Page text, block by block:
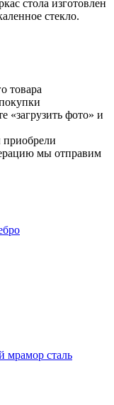
стола изготовлен
стекло.
товара
«загрузить фото» и
приобрели
мы отправим
мрамор сталь